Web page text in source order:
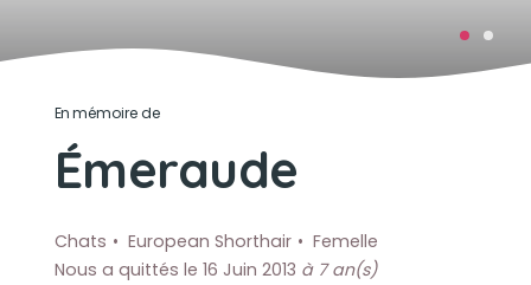
En mémoire de
Émeraude
Chats European Shorthair
Femelle
Nous a quittés le 16 Juin 2013 à 7 an(s)